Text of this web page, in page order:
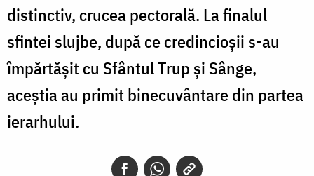
distinctiv, crucea pectorală. La finalul
sfintei slujbe, după ce credincioșii s-au
împărtășit cu Sfântul Trup și Sânge,
aceștia au primit binecuvântare din partea
ierarhului.